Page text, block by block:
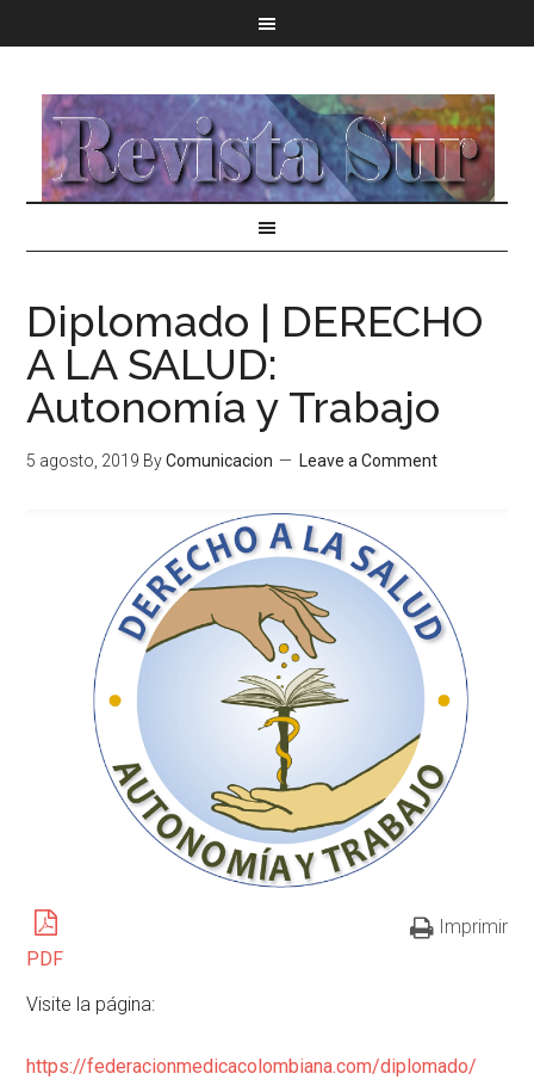
Diplomado | DERECHO
A LA SALUD:
Autonomía y Trabajo
5 agosto, 2019 ByComunicacion Leave a Comment
PDF
Imprimir
Visite la página:
https://federacionmedicacolombiana.com/diplomado/